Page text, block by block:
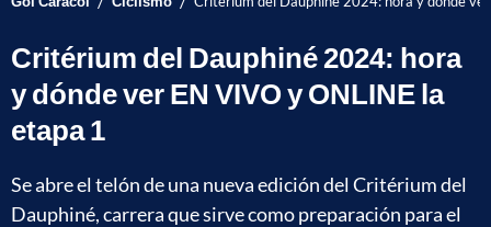
Critérium del Dauphiné 2024: hora
y dónde ver EN VIVO y ONLINE la
etapa 1
Se abre el telón de una nueva edición del Critérium del
Dauphiné, carrera que sirve como preparación para el